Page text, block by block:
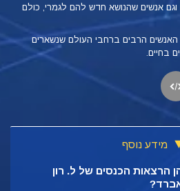
וגם אנשים שהנושא חדש להם לגמרי, כולם
האנשים הרבים ברחבי העולם שנשארים
בחיים.
מידע נוסף
הרצאות הכנסים של ל. רון